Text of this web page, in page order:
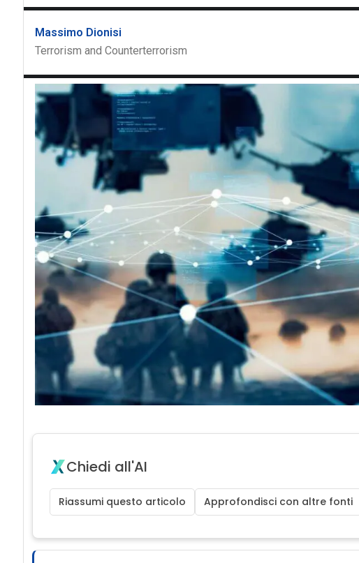
Massimo Dionisi
Terrorism and Counterterrorism
Chiedi all'AI
Riassumi questo articolo Approfondisci con altre fonti